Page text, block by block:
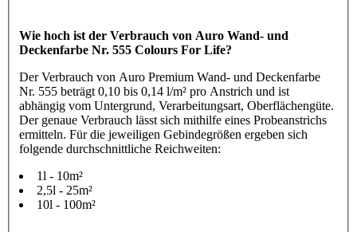
Wie hoch ist der Verbrauch von Auro Wand- und
Deckenfarbe Nr. 555 Colours For Life?
Der Verbrauch von Auro Premium Wand- und Deckenfarbe
Nr. 555 beträgt 0,10 bis 0,14 l/m² pro Anstrich und ist
abhängig vom Untergrund, Verarbeitungsart, Oberflächengüte.
Der genaue Verbrauch lässt sich mithilfe eines Probeanstrichs
ermitteln. Für die jeweiligen Gebindegrößen ergeben sich
folgende durchschnittliche Reichweiten:
1l - 10m²
2,5l - 25m²
10l - 100m²